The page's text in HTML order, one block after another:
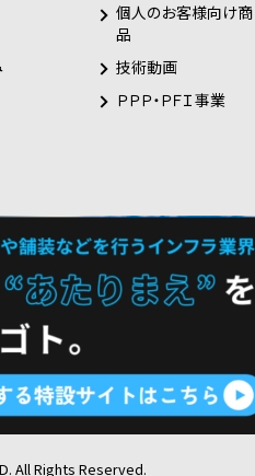
個人のお客様向け商
品
技術動画
ＰＰＰ・ＰＦＩ事業
All Rights Reserved.